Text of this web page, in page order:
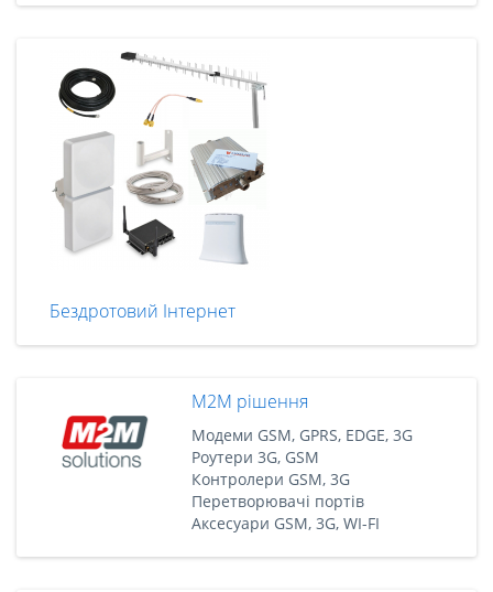
Бездротовий Інтернет
M2M рішення
Модеми GSM, GPRS, EDGE, 3G
Роутери 3G, GSM
Контролери GSM, 3G
Перетворювачі портів
Аксесуари GSM, 3G, WI-FI